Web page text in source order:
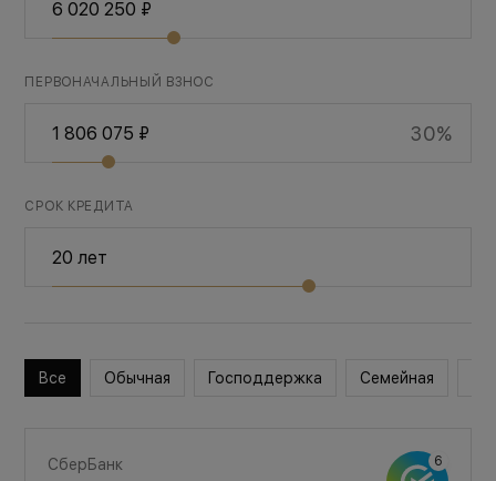
ПЕРВОНАЧАЛЬНЫЙ ВЗНОС
30%
СРОК КРЕДИТА
Все Обычная Господдержка Семейная
СберБанк